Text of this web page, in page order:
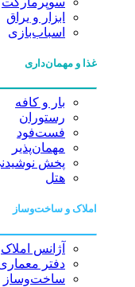
ابزار و یراق
اسباب‌بازی
غذا و مهمان‌داری
بار و کافه
رستوران
فست‌فود
مهمان‌پذیر
پخش
هتل
املاک و ساخت‌وساز
آژانس املاک
دفتر
ساخت‌وساز